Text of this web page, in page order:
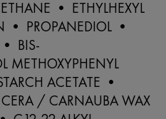
• ETHYLHEXYL
• PROPANEDIOL •
• BIS-
METHOXYPHENYL
ACETATE •
/ CARNAUBA WAX